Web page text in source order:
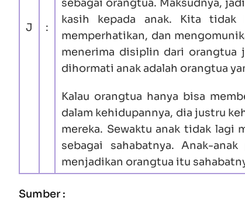
J :
sebagai orangtua. Maksudnya,
kasih kepada anak. Kita tidak
memperhatikan, dan
menerima disiplin dari orangtua
dihormati anak adalah orangtua
Kalau orangtua hanya bisa
dalam kehidupannya, dia justru
mereka. Sewaktu anak tidak lagi
sebagai sahabatnya. Anak-
menjadikan orangtua itu
Sumber :